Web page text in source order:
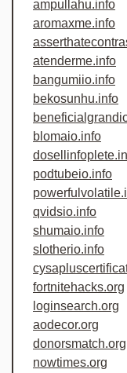
ampullahu.info
aromaxme.info
atenderme.info
bangumiio.info
bekosunhu.info
blomaio.info
podtubeio.info
qvidsio.info
shumaio.info
slotherio.info
fortnitehacks.org
loginsearch.org
aodecor.org
donorsmatch.org
nowtimes.org